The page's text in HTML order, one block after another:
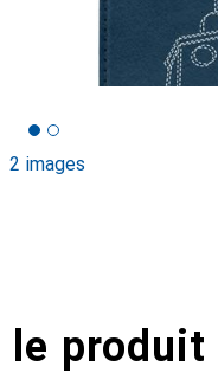
2 images
produit